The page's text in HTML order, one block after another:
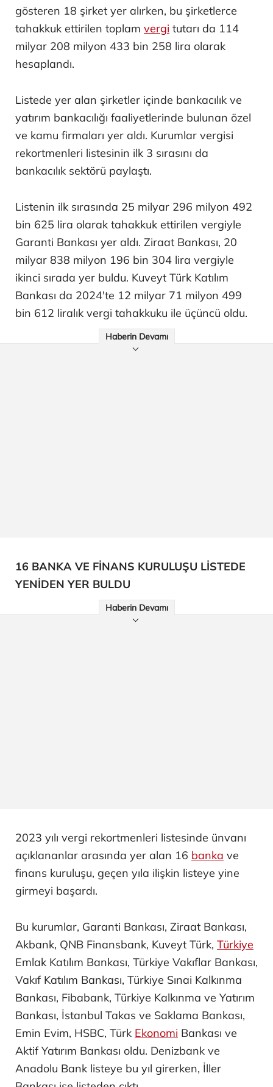
gösteren 18 şirket yer alırken, bu şirketlerce
tahakkuk ettirilen toplam vergi tutarı da 114
milyar 208 milyon 433 bin 258 lira olarak
hesaplandı.
Listede yer alan şirketler içinde bankacılık ve
yatırım bankacılığı faaliyetlerinde bulunan özel
ve kamu firmaları yer aldı. Kurumlar vergisi
rekortmenleri listesinin ilk 3 sırasını da
bankacılık sektörü paylaştı.
Listenin ilk sırasında 25 milyar 296 milyon 492
bin 625 lira olarak tahakkuk ettirilen vergiyle
Garanti Bankası yer aldı. Ziraat Bankası, 20
milyar 838 milyon 196 bin 304 lira vergiyle
ikinci sırada yer buldu. Kuveyt Türk Katılım
Bankası da 2024'te 12 milyar 71 milyon 499
bin 612 liralık vergi tahakkuku ile üçüncü oldu.
Haberin Devamı
16 BANKA VE FİNANS KURULUŞU LİSTEDE
YENİDEN YER BULDU
Haberin Devamı
2023 yılı vergi rekortmenleri listesinde ünvanı
açıklananlar arasında yer alan 16 banka ve
finans kuruluşu, geçen yıla ilişkin listeye yine
girmeyi başardı.
Bu kurumlar, Garanti Bankası, Ziraat Bankası,
Akbank, QNB Finansbank, Kuveyt Türk, Türkiye
Emlak Katılım Bankası, Türkiye Vakıflar Bankası,
Vakıf Katılım Bankası, Türkiye Sınai Kalkınma
Bankası, Fibabank, Türkiye Kalkınma ve Yatırım
Bankası, İstanbul Takas ve Saklama Bankası,
Emin Evim, HSBC, Türk Ekonomi Bankası ve
Aktif Yatırım Bankası oldu. Denizbank ve
Anadolu Bank listeye bu yıl girerken, İller